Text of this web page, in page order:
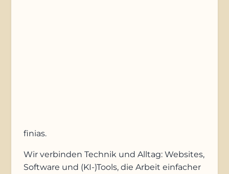
finias.
Wir verbinden Technik und Alltag: Websites,
Software und (KI-)Tools, die Arbeit einfacher